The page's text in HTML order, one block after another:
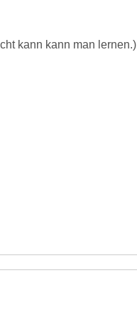
kann kann man lernen.)